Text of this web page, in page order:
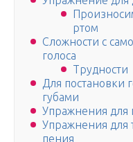
ртом
Сложности с
голоса
Трудности
Для постановки
губами
Упражнения для
Упражнения для
пения